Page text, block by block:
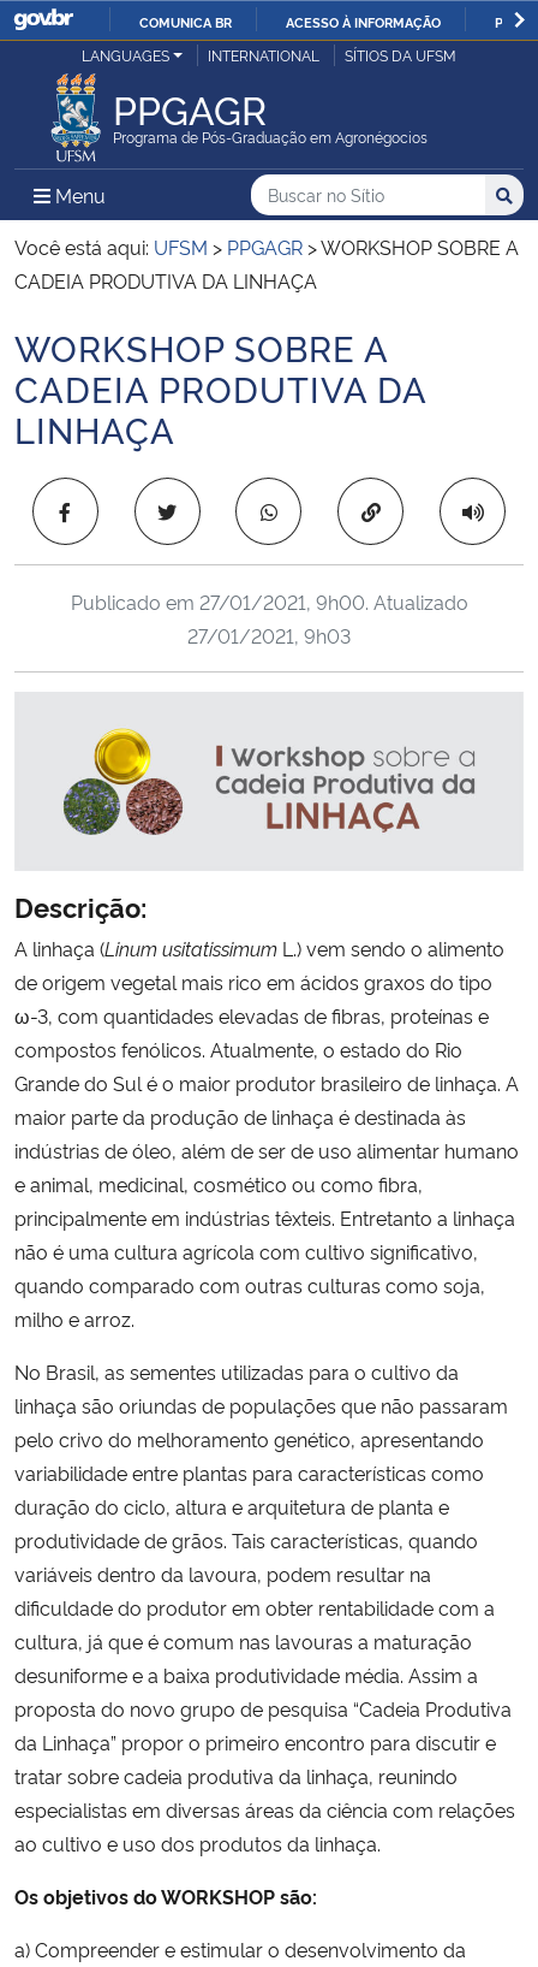
IR
COMUNICA BR ACESSO À INFORMAÇÃO
Ministério da Justiça e Segurança Pública
Ministério da Defesa
Ministério das Relações Exteriores
Ministério da Infraestrutura
Ministério da Agricultura, Pecuária e Abastecimento
Ministério da Educação
Ministério da Ciência, Tecnologia, Inovações e Comunicações
Ministério do Meio Ambiente
Ministério do Turismo
Ministério do Desenvolvimento Regional
Controladoria-Geral da União
Ministério da Mulher, da Família e dos Direitos Humanos
Secretaria-Geral
Secretaria de Governo
Gabinete de Segurança Institucional
Advocacia-Geral da União
Banco Central do Brasil
Planalto
LANGUAGES INTERNATIONAL SÍTIOS DA UFSM
PPGAGR
Programa de Pós-Graduação em Agronégocios
Menu Menu Principal do Sítio
Busca
Buscar no no Sítio
Busca:
Você está aqui: UFSM > PPGAGR >WORKSHOP SOBRE A
CADEIA PRODUTIVA DA LINHAÇA
Início do conteúdo
WORKSHOP SOBRE A
CADEIA PRODUTIVA DA
LINHAÇA
Copiar para área
Publicado em 27/01/2021, 9h00. Atualizado
27/01/2021, 9h03
Descrição:
A linhaça (Linum usitatissimum L.) vem sendo o alimento
de origem vegetal mais rico em ácidos graxos do tipo
ω-3, com quantidades elevadas de fibras, proteínas e
compostos fenólicos. Atualmente, o estado do Rio
Grande do Sul é o maior produtor brasileiro de linhaça. A
maior parte da produção de linhaça é destinada às
indústrias de óleo, além de ser de uso alimentar humano
e animal, medicinal, cosmético ou como fibra,
principalmente em indústrias têxteis. Entretanto a linhaça
não é uma cultura agrícola com cultivo significativo,
quando comparado com outras culturas como soja,
milho e arroz.
No Brasil, as sementes utilizadas para o cultivo da
linhaça são oriundas de populações que não passaram
pelo crivo do melhoramento genético, apresentando
variabilidade entre plantas para características como
duração do ciclo, altura e arquitetura de planta e
produtividade de grãos. Tais características, quando
variáveis dentro da lavoura, podem resultar na
dificuldade do produtor em obter rentabilidade com a
cultura, já que é comum nas lavouras a maturação
desuniforme e a baixa produtividade média. Assim a
proposta do novo grupo de pesquisa “Cadeia Produtiva
da Linhaça” propor o primeiro encontro para discutir e
tratar sobre cadeia produtiva da linhaça, reunindo
especialistas em diversas áreas da ciência com relações
ao cultivo e uso dos produtos da linhaça.
Os objetivos do WORKSHOP são:
a) Compreender e estimular o desenvolvimento da